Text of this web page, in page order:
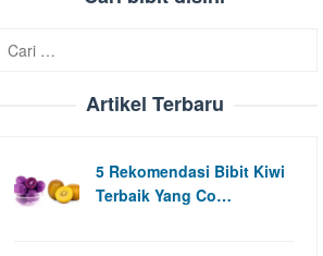
Cari
untuk:
Artikel Terbaru
5 Rekomendasi Bibit Kiwi
Terbaik Yang Co…